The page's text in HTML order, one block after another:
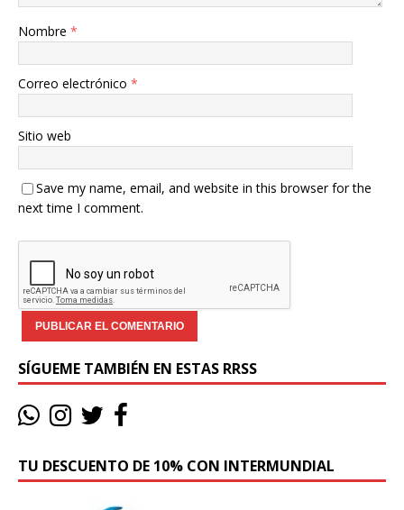
Nombre *
Correo electrónico *
Sitio web
Save my name, email, and website in this browser for the
next time I comment.
SÍGUEME TAMBIÉN EN ESTAS RRSS
TU DESCUENTO DE 10% CON INTERMUNDIAL